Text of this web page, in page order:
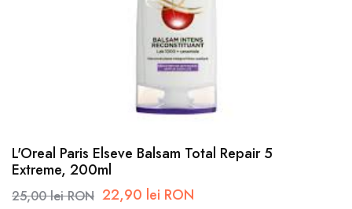
L'Oreal Paris Elseve Balsam Total Repair 5
Extreme, 200ml
25,00 lei RON 22,90 lei RON